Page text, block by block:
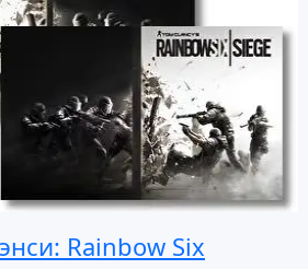
Rainbow Six